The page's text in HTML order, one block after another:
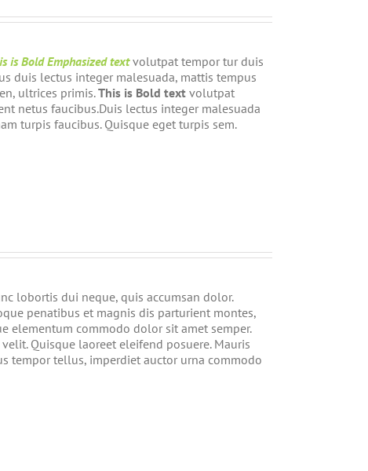
is Bold Emphasized text volutpat tempor tur duis
duis lectus integer malesuada, mattis tempus
ultrices primis.This is Bold text volutpat
netus faucibus.Duis lectus integer malesuada
turpis faucibus. Quisque eget turpis sem.
lobortis dui neque, quis accumsan dolor.
penatibus et magnis dis parturient montes,
elementum commodo dolor sit amet semper.
Quisque laoreet eleifend posuere. Mauris
tempor tellus, imperdiet auctor urna commodo